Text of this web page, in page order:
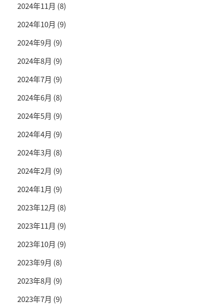
2024年11月 (8)
2024年10月 (9)
2024年9月 (9)
2024年8月 (9)
2024年7月 (9)
2024年6月 (8)
2024年5月 (9)
2024年4月 (9)
2024年3月 (8)
2024年2月 (9)
2024年1月 (9)
2023年12月 (8)
2023年11月 (9)
2023年10月 (9)
2023年9月 (8)
2023年8月 (9)
2023年7月 (9)